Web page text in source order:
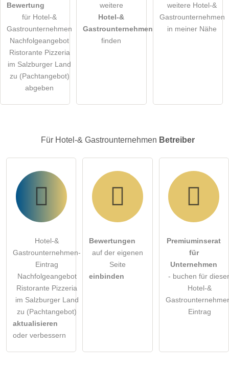
Hinweis:Bitte beachten Sie, öffentliche Fragen sindfür alle
Besucher sichtbar
Klicken Sie hier um eineindividuelle Frage
Gastrounternehmen-Eintrag zu stellen
Bewertung
für Hotel-&
Gastrounternehmen
Nachfolgeangebot
Ristorante Pizzeria
im Salzburger Land
zu (Pachtangebot)
abgeben
weitere
Hotel-&
Gastrounternehmen
finden
weitere Hotel-&
Gastrounternehmen
in meiner Nähe
Für Hotel-& Gastrounternehmen Betreiber
Hotel-&
Gastrounternehmen-
Eintrag
Nachfolgeangebot
Ristorante Pizzeria
im Salzburger Land
zu (Pachtangebot)
aktualisieren
oder verbessern
Bewertungen
auf der eigenen
Seite
einbinden
Premiuminserat
für
Unternehmen
- buchen für
Hotel-&
Eintrag